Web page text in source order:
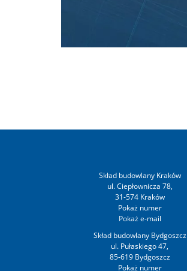
Skład budowlany Kraków
ul. Ciepłownicza 78,
31-574 Kraków
Skład budowlany Bydgoszcz
ul. Pułaskiego 47,
85-619 Bydgoszcz